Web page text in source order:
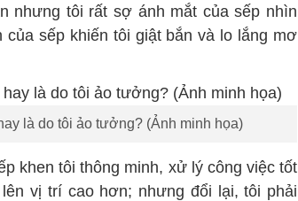
nhưng tôi rất sợ ánh mắt của sếp nhìn
sếp khiến tôi giật bắn và lo lắng mơ
là do tôi ảo tưởng? (Ảnh minh họa)
khen tôi thông minh, xử lý công việc tốt
vị trí cao hơn; nhưng đổi lại, tôi phải